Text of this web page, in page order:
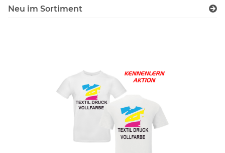
Neu im Sortiment